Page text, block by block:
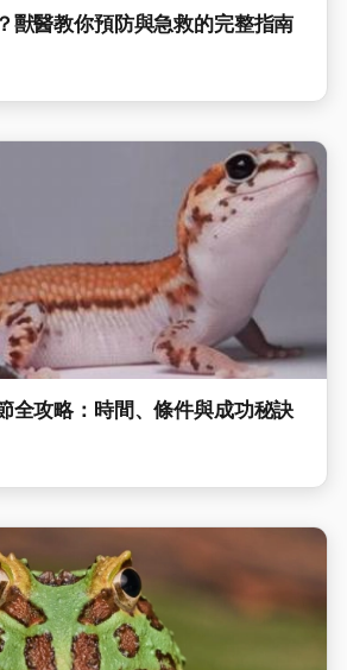
獸醫教你預防與急救的完整指南
全攻略：時間、條件與成功秘訣